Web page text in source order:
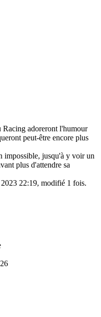
Racing adoreront l'humour
peut-être encore plus
impossible, jusqu'à y voir un
plus d'attendre sa
22:19, modifié 1 fois.